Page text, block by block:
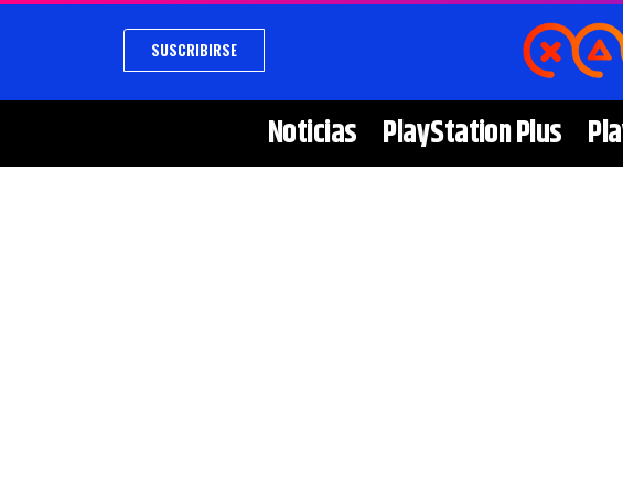
SUSCRIBIRSE
Noticias PlayStation Plus